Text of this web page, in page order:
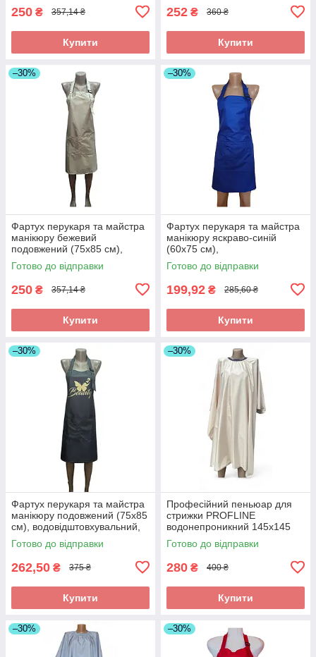
250 ₴ 357,14 ₴
Купити
252 ₴ 360 ₴
Купити
–30%
Фартух перукаря та майстра
манікюру бежевий
подовжений (75х85 см),
водовідштовхувальний, без
принта
Готово до відправки
250 ₴ 357,14 ₴
Купити
–30%
Фартух перукаря та майстра
манікюру яскраво-синій
(60х75 см),
водовідштовхувальний,
професійний
Готово до відправки
199,92 ₴ 285,60 ₴
Купити
–30%
Фартух перукаря та майстра
манікюру подовжений (75х85
см), водовідштовхувальний,
сірий з принтом Beauty
Готово до відправки
262,50 ₴ 375 ₴
Купити
–30%
Професійний пеньюар для
стрижки PROFLINE
водонепроникний 145х145
см Бежевий (накидка
перукарська) Арт. 145Б
Готово до відправки
280 ₴ 400 ₴
Купити
–30% –30%